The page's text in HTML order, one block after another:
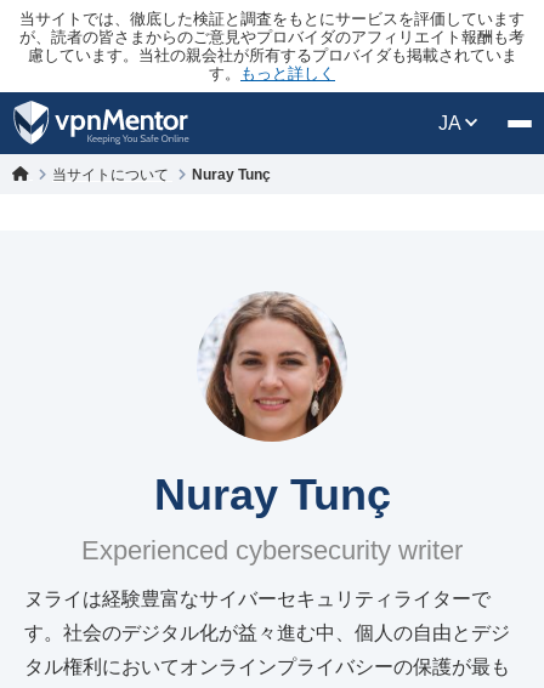
当サイトでは、徹底した検証と調査をもとにサービスを評価しています
が、読者の皆さまからのご意見やプロバイダのアフィリエイト報酬も考
慮しています。当社の親会社が所有するプロバイダも掲載されていま
す。
もっと詳しく
JA
当サイトについて Nuray Tunç
Nuray Tunç
Experienced cybersecurity writer
ヌライは経験豊富なサイバーセキュリティライターで
す。社会のデジタル化が益々進む中、個人の自由とデジ
タル権利においてオンラインプライバシーの保護が最も